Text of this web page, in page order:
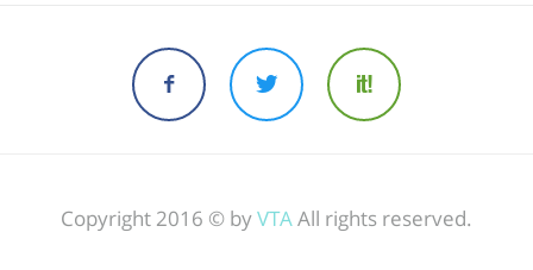
Copyright 2016 © byVTAAll rights reserved.